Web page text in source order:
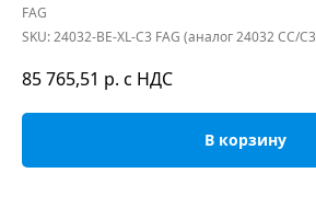
FAG
SKU:24032-BE-XL-C3 FAG (аналог 24032 CC/
85 765,51 р. с НДС
В корзину